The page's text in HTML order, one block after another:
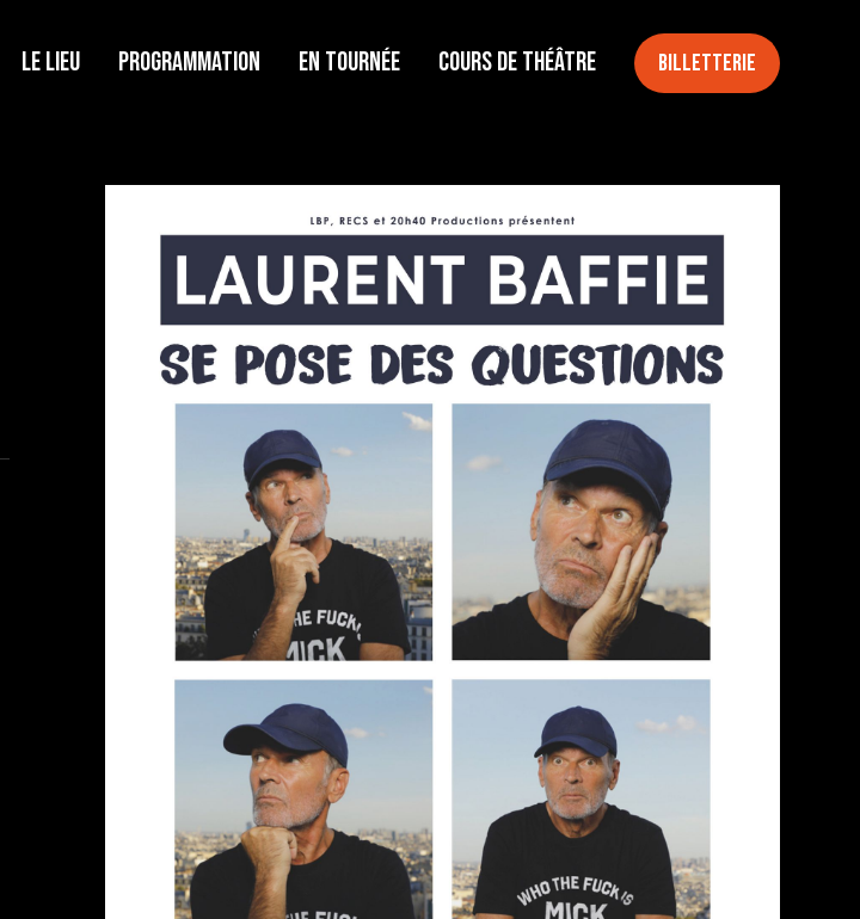
Le lieu Programmation En tournée Cours de théâtre Billetterie